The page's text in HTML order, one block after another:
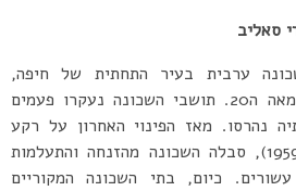
סאליב
ערבית בעיר התחתית של חיפה,
בתחילת שנות ה20 של המאה ה20. תושבי השכונה נעקרו פעמים
נהרסו. מאז הפינוי האחרון על רקע
“מהומות וואדי סאליב” (1959), סבלה השכונה מהזנחה והתעלמות
כיום, בתי השכונה המקוריים